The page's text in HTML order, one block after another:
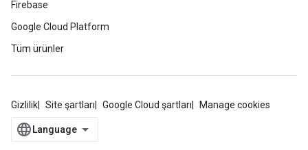
Firebase
Google Cloud Platform
Tüm ürünler
Gizlilik Site şartları Google Cloud şartları Manage cookies